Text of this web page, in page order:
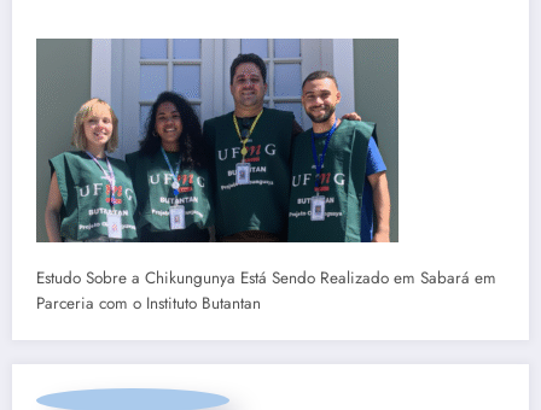
Estudo Sobre a Chikungunya Está Sendo Realizado em Sabará em
Parceria com o Instituto Butantan